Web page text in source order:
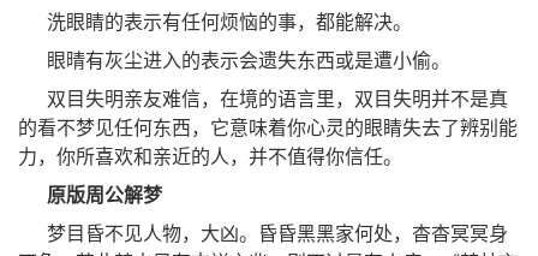
洗眼睛的表示有任何烦恼的事，都能解决。
眼晴有灰尘进入的表示会遗失东西或是遭小偷。
双目失明亲友难信，在境的语言里，双目失明并不是真
的看不梦见任何东西，它意味着你心灵的眼睛失去了辨别能
力，你所喜欢和亲近的人，并不值得你信任。
原版周公解梦
梦目昏不见人物，大凶。昏昏黑黑家何处，杳杳冥冥身